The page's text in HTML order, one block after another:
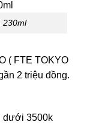
230ml
( FTE TOKYO
2 triệu đồng.
dưới 3500k